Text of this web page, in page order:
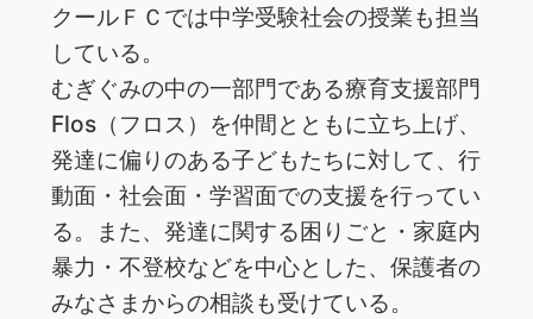
クールＦＣでは中学受験社会の授業も担当
している。
むぎぐみの中の一部門である療育支援部門
Flos（フロス）を仲間とともに立ち上げ、
発達に偏りのある子どもたちに対して、行
動面・社会面・学習面での支援を行ってい
る。また、発達に関する困りごと・家庭内
暴力・不登校などを中心とした、保護者の
みなさまからの相談も受けている。